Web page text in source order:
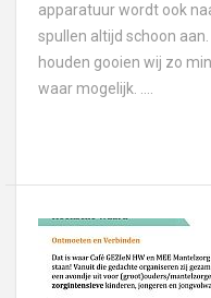
apparatuur wordt ook
spullen altijd schoon
houden gooien wij zo
waar mogelijk. ....